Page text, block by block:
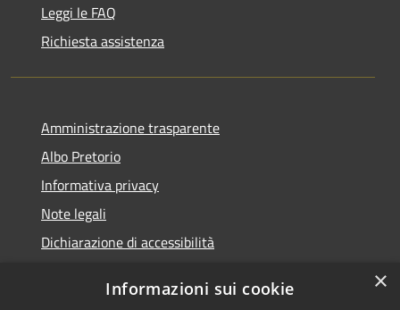
Leggi le FAQ
Richiesta assistenza
Amministrazione trasparente
Albo Pretorio
Informativa privacy
Note legali
Dichiarazione di accessibilità
×
Informazioni sui cookie